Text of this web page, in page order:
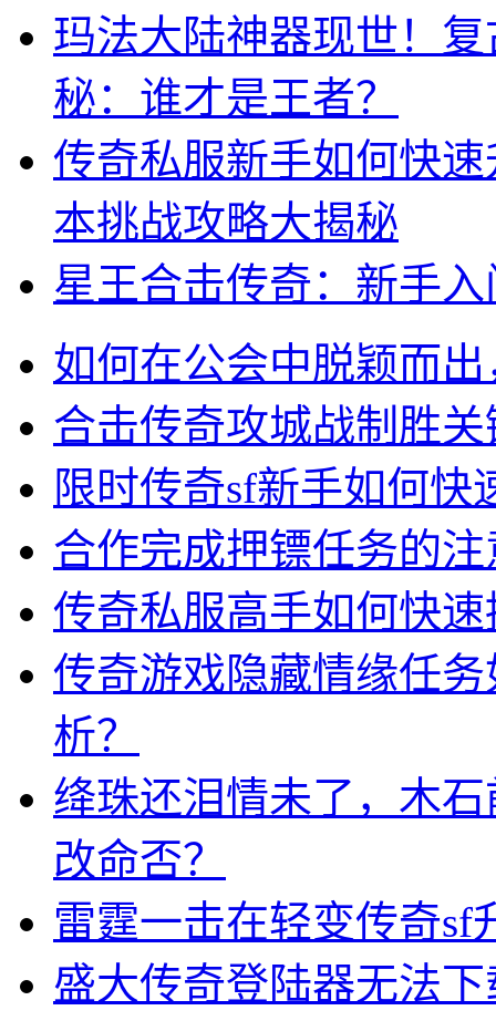
玛法大陆神器现世！
秘：谁才是王者？
传奇私服新手如何快
本挑战攻略大揭秘
星王合击传奇：新手
如何在公会中脱颖而
合击传奇攻城战制胜
限时传奇sf新手如何
合作完成押镖任务的注
传奇私服高手如何快
传奇游戏隐藏情缘任
析？
绛珠还泪情未了，木
改命否？
雷霆一击在轻变传奇sf
盛大传奇登陆器无法